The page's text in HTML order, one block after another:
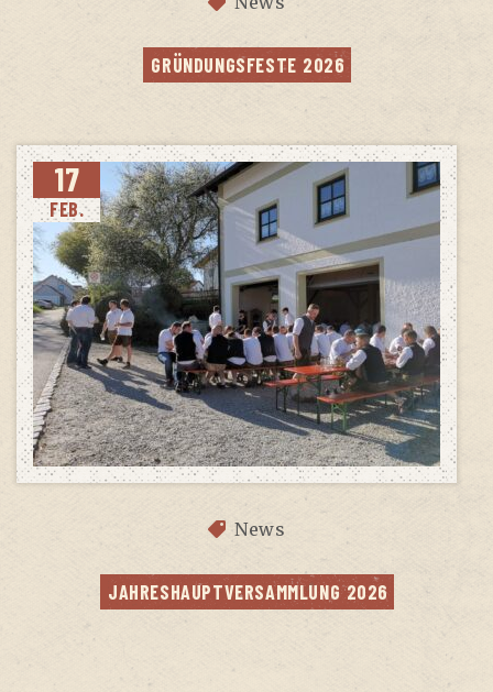
GRÜN­DUNGS­FES­TE 2026
17
FEB.
News
JAH­RES­HAUPT­VER­SAMM­LUNG 2026